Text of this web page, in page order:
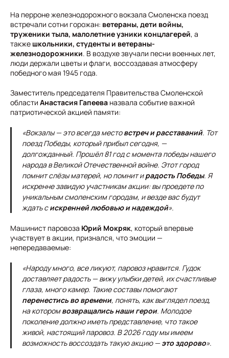
На перроне железнодорожного вокзала Смоленска поезд
встречали сотни горожан: ветераны, дети войны,
труженики тыла, малолетние узники концлагерей, а
также школьники, студенты и ветераны-
железнодорожники. В воздухе звучали песни военных лет,
люди держали цветы и флаги, воссоздавая атмосферу
победного мая 1945 года.
Заместитель председателя Правительства Смоленской
области Анастасия Гапеева назвала событие важной
патриотической акцией памяти:
«Вокзалы — это всегда местовстреч и расставаний. Тот
поезд Победы, который прибыл сегодня, —
долгожданный. Прошёл 81 год с момента победы нашего
народа в Великой Отечественной войне. Этот город
помнит слёзы матерей, но помнит ирадость Победы. Я
искренне завидую участникам акции: вы проедете по
уникальным смоленским городам, и везде вас будут
ждать сискренней любовью и надеждой».
Машинист паровоза Юрий Мокряк, который впервые
участвует в акции, признался, что эмоции —
непередаваемые:
«Народу много, все ликуют, паровоз нравится. Гудок
доставляет радость — вижу улыбки детей, их счастливые
глаза, много камер. Такие составы помогают
перенестись во времени, понять, как выглядел поезд,
на которомвозвращались наши герои. Молодое
поколение должно иметь представление, что такое
живой, настоящий паровоз. В 2026 году мы имеем
возможность воссоздать такую акцию —это здорово».